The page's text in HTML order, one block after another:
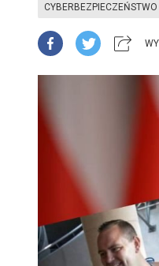
CYBERBEZPIECZEŃSTWO